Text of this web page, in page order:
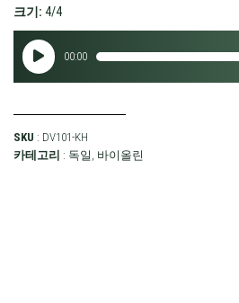
크기: 4/4
오
디
이
00:00
SKU : DV101-KH
카테고리 : 독일 바이올린